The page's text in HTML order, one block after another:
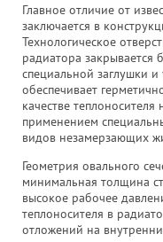
Главное отличие от
заключается в
Технологическое
радиатора закрывается
специальной заглушки
обеспечивает
качестве
применением
видов незамерзающих
Геометрия овального
минимальная толщина
высокое рабочее
теплоносителя в
отложений на